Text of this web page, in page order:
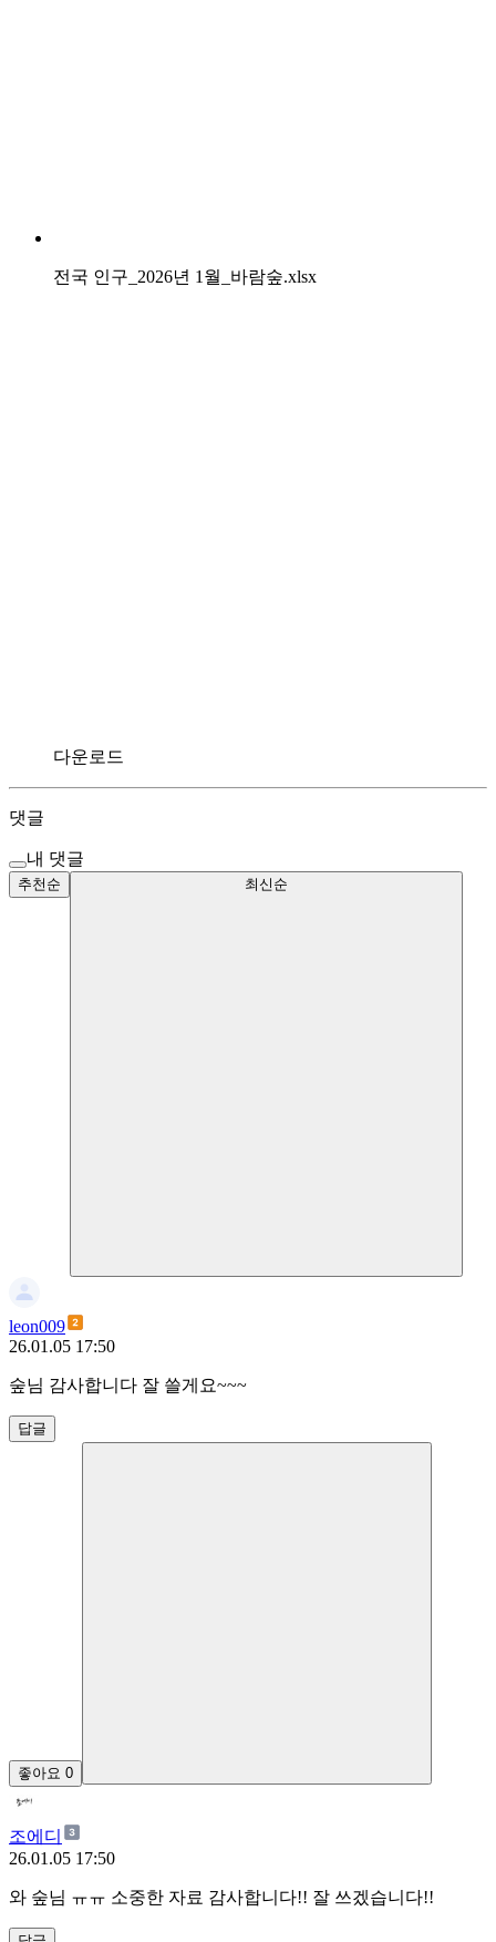
전국 인구_2026년 1월_바람숲.xlsx
다운로드
댓글
내 댓글
추천순 최신순
leon009
26.01.05 17:50
숲님 감사합니다 잘 쓸게요~~~
답글
좋아요 0
조에디
26.01.05 17:50
와 숲님 ㅠㅠ 소중한 자료 감사합니다!! 잘 쓰겠습니다!!